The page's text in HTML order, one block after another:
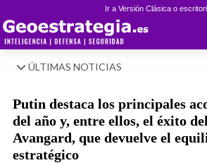
Ir a Versión Clásica o
ÚLTIMAS NOTICIAS
Putin destaca los principales
del año y, entre ellos, el éxito
Avangard, que devuelve el
estratégico